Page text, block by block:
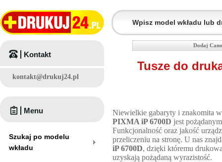
Dodaj
Tusze do
Niewielkie gabaryty i znakomita
PIXMA iP 6700D jest
Funkcjonalność oraz jakość
przeliczeniu na stronę. U nas
iP 6700D, dzięki któremu
uzyskają pożądaną wyrazistość.
Kontakt
kontakt@drukuj24.pl
Menu
Szukaj po modelu
wkładu